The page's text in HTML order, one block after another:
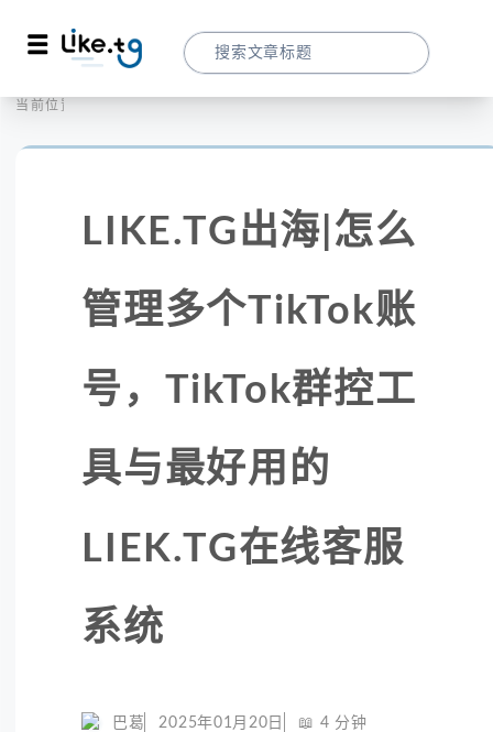
当前位置：
LIKE.TG出海|怎么
管理多个TikTok账
号，TikTok群控工
具与最好用的
LIEK.TG在线客服
系统
巴葛 2025年01月20日 📖 4 分钟